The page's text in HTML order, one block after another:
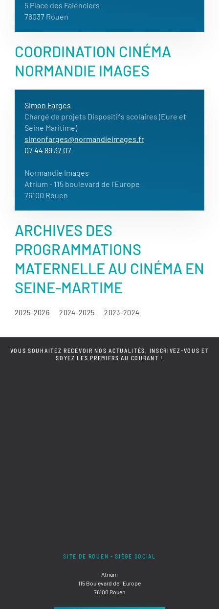
5 Place des Faienciers
76037 Rouen
COORDINATION CINÉMA
NORMANDIE IMAGES
Simon Farges
Chargé de projets Dispositifs scolaires (Eure et
Seine Maritime)
simonfarges@normandieimages.fr
07 44 89 37 07
Normandie Images
Atrium - 115 boulevard de l'Europe
76100 Rouen
ARCHIVES DES
PROGRAMMATIONS
MATERNELLE AU CINÉMA EN
SEINE-MARTIME
2025-2026 2024-2025 2023-2024
VOUS SOUHAITEZ RECEVOIR NOS ACTUALITÉS, INSCRIVEZ-VOUS ET
SOYEZ LES PREMIERS AU COURANT !
SITE DE ROUEN - SIÈGE SOCIAL
Atrium
115 Boulevard de l'Europe
76100 Rouen